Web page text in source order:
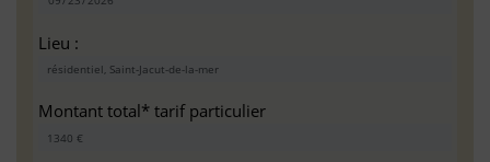
Lieu :
Montant total* tarif particulier